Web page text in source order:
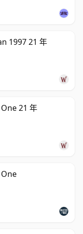
1997 21 年
21 年